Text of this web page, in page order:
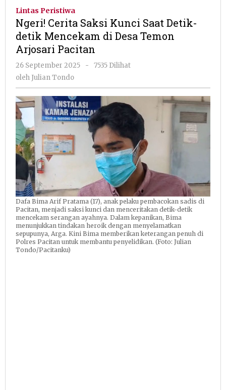
Saat
Detik-
di
Temon
Pacitan
Lintas Peristiwa
Ngeri! Cerita Saksi Kunci Saat Detik-
detik Mencekam di Desa Temon
Arjosari Pacitan
26 September 2025
oleh
-
7535 Dilihat
oleh Julian Tondo
Dafa Bima Arif Pratama (17), anak pelaku pembacokan sadis di
Pacitan, menjadi saksi kunci dan menceritakan detik-detik
mencekam serangan ayahnya. Dalam kepanikan, Bima
menunjukkan tindakan heroik dengan menyelamatkan
sepupunya, Arga. Kini Bima memberikan keterangan penuh di
Polres Pacitan untuk membantu penyelidikan. (Foto: Julian
Tondo/Pacitanku)